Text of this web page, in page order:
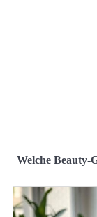
Welche Beauty-